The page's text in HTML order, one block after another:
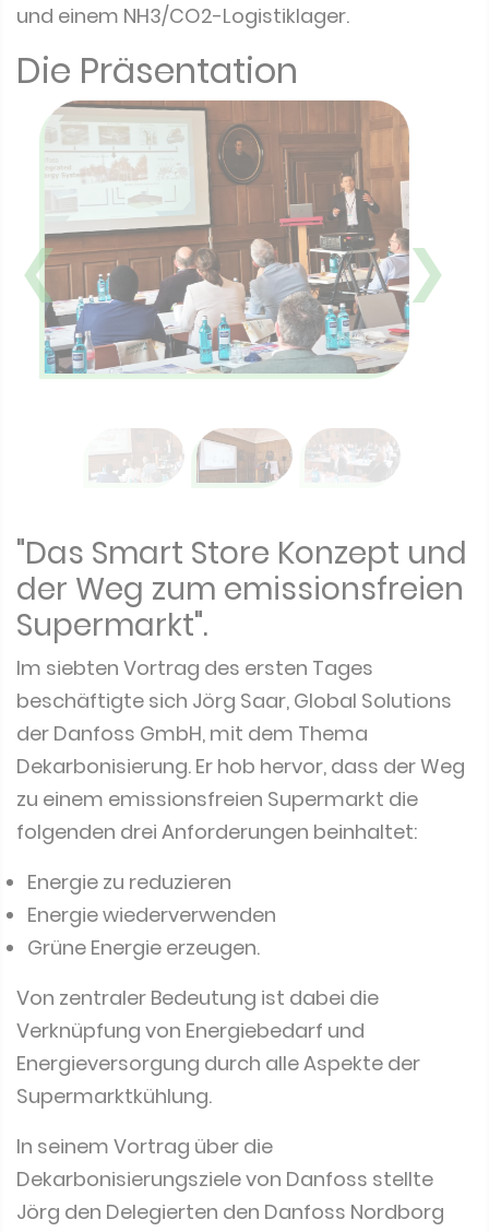
und einem NH3/CO2-Logistiklager.
Die Präsentation
❮ ❯
der Weg zum emissionsfreien
Supermarkt".
Im siebten Vortrag des ersten Tages
beschäftigte sich Jörg Saar, Global Solutions
der Danfoss GmbH, mit dem Thema
Dekarbonisierung. Er hob hervor, dass der Weg
zu einem emissionsfreien Supermarkt die
folgenden drei Anforderungen beinhaltet:
Energie zu reduzieren
Energie wiederverwenden
Grüne Energie erzeugen.
Von zentraler Bedeutung ist dabei die
Verknüpfung von Energiebedarf und
Energieversorgung durch alle Aspekte der
Supermarktkühlung.
In seinem Vortrag über die
Dekarbonisierungsziele von Danfoss stellte
Jörg den Delegierten den Danfoss Nordborg
Campus vor, der im Jahr 2022 CO2-Neutralität